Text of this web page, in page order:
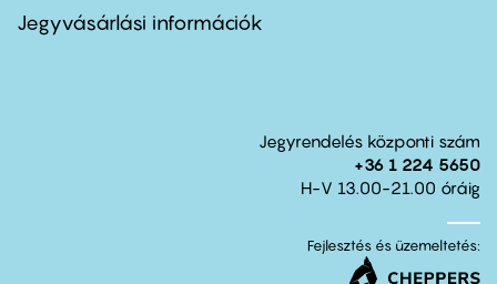
second
Jegyvásárlási információk
Jegyrendelés központi szám
+36 1 224 5650
H-V 13.00-21.00 óráig
Fejlesztés és üzemeltetés: